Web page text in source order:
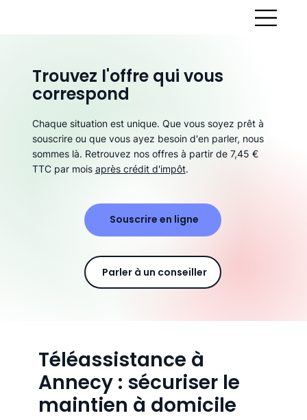
Téléassistance à
Annecy : sécuriser le
maintien à domicile
Trouvez l'offre qui vous
correspond
Chaque situation est unique. Que vous soyez prêt à
souscrire ou que vous ayez besoin d'en parler, nous
sommes là. Retrouvez nos offres à partir de 7,45 €
TTC par mois après crédit d'impôt.
Souscrire en ligne
Parler à un conseiller